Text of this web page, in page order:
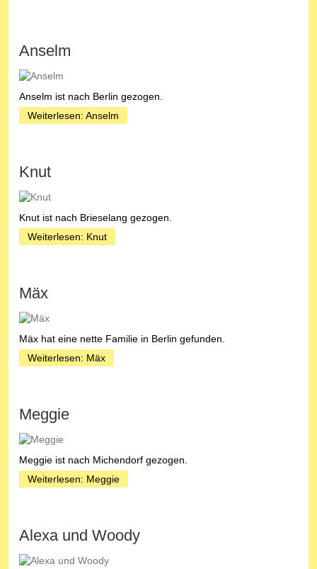
Anselm
Anselm ist nach Berlin gezogen.
Weiterlesen: Anselm
Knut
Knut ist nach Brieselang gezogen.
Weiterlesen: Knut
Mäx
Mäx hat eine nette Familie in Berlin gefunden.
Weiterlesen: Mäx
Meggie
Meggie ist nach Michendorf gezogen.
Weiterlesen: Meggie
Alexa und Woody